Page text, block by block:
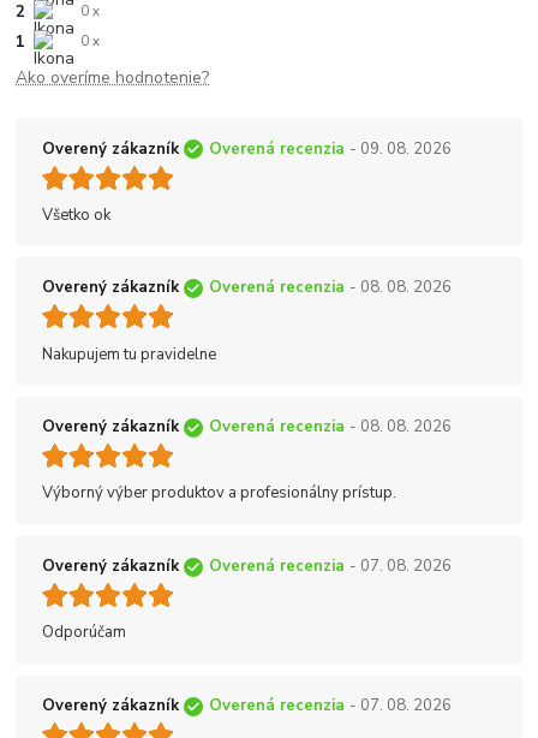
2 0 x
1 0 x
Ako overíme hodnotenie?
Overený zákazník Overená recenzia - 09. 08. 2026
Všetko ok
Overený zákazník Overená recenzia - 08. 08. 2026
Nakupujem tu pravidelne
Overený zákazník Overená recenzia - 08. 08. 2026
Výborný výber produktov a profesionálny prístup.
Overený zákazník Overená recenzia - 07. 08. 2026
Odporúčam
Overený zákazník Overená recenzia - 07. 08. 2026